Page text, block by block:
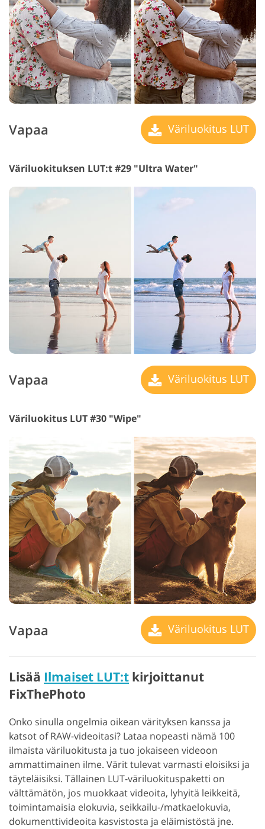
Vapaa Väriluokitus LUT
Väriluokituksen LUT:t #29 "Ultra Water"
Vapaa Väriluokitus LUT
Väriluokitus LUT #30 "Wipe"
Vapaa Väriluokitus LUT
Lisää Ilmaiset LUT:t kirjoittanut
FixThePhoto
Onko sinulla ongelmia oikean värityksen kanssa ja
katsot of RAW-videoitasi? Lataa nopeasti nämä 100
ilmaista väriluokitusta ja tuo jokaiseen videoon
ammattimainen ilme. Värit tulevat varmasti eloisiksi ja
täyteläisiksi. Tällainen LUT-väriluokituspaketti on
välttämätön, jos muokkaat videoita, lyhyitä leikkeitä,
toimintamaisia elokuvia, seikkailu-/matkaelokuvia,
dokumenttivideoita kasvistosta ja eläimistöstä jne.